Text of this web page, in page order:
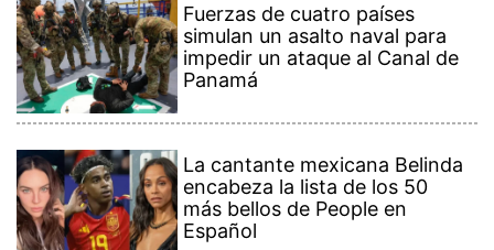
Fuerzas de cuatro países
simulan un asalto naval para
impedir un ataque al Canal de
Panamá
La cantante mexicana Belinda
encabeza la lista de los 50
más bellos de People en
Español